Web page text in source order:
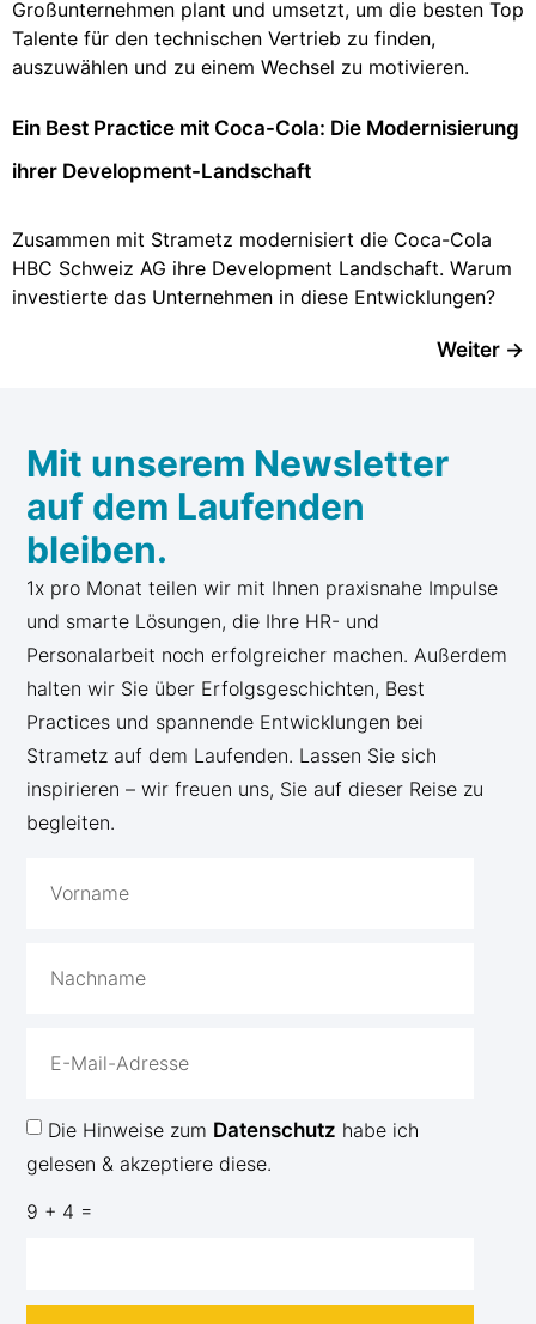
Großunternehmen plant und umsetzt, um die besten Top
Talente für den technischen Vertrieb zu finden,
auszuwählen und zu einem Wechsel zu motivieren.
Ein Best Practice mit Coca-Cola: Die Modernisierung
ihrer Development-Landschaft
Zusammen mit Strametz modernisiert die Coca-Cola
HBC Schweiz AG ihre Development Landschaft. Warum
investierte das Unternehmen in diese Entwicklungen?
Weiter →
Mit unserem Newsletter
auf dem Laufenden
bleiben.
1x pro Monat teilen wir mit Ihnen praxisnahe Impulse
und smarte Lösungen, die Ihre HR- und
Personalarbeit noch erfolgreicher machen. Außerdem
halten wir Sie über Erfolgsgeschichten, Best
Practices und spannende Entwicklungen bei
Strametz auf dem Laufenden. Lassen Sie sich
inspirieren – wir freuen uns, Sie auf dieser Reise zu
begleiten.
Die Hinweise zum Datenschutz habe ich
gelesen & akzeptiere diese.
9 + 4 =